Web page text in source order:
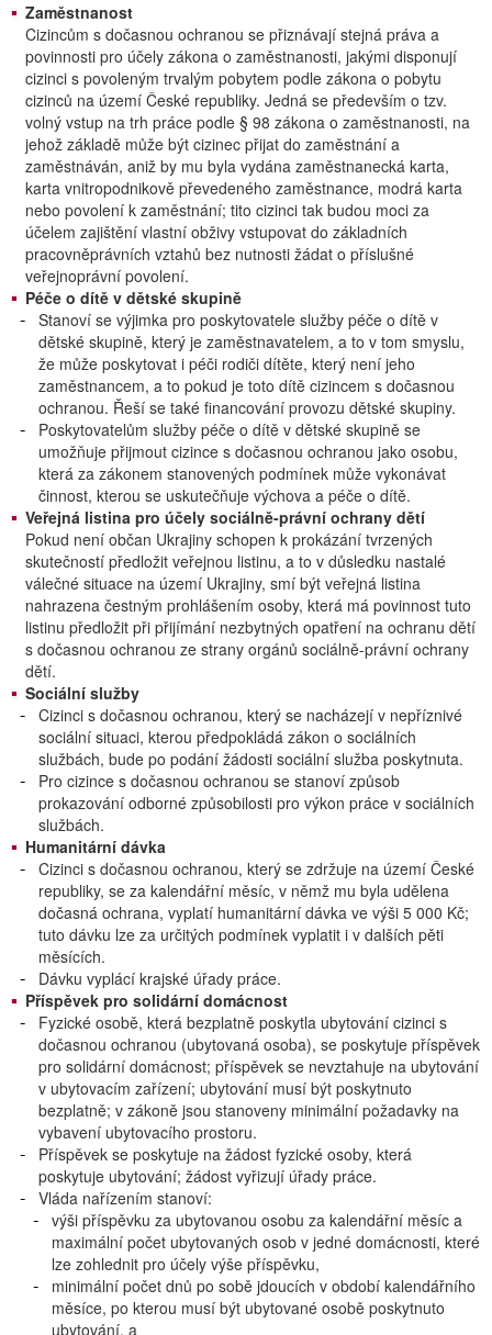
Zaměstnanost
Cizincům s dočasnou ochranou se přiznávají stejná práva a
povinnosti pro účely zákona o zaměstnanosti, jakými disponují
cizinci s povoleným trvalým pobytem podle zákona o pobytu
cizinců na území České republiky. Jedná se především o tzv.
volný vstup na trh práce podle § 98 zákona o zaměstnanosti, na
jehož základě může být cizinec přijat do zaměstnání a
zaměstnáván, aniž by mu byla vydána zaměstnanecká karta,
karta vnitropodnikově převedeného zaměstnance, modrá karta
nebo povolení k zaměstnání; tito cizinci tak budou moci za
účelem zajištění vlastní obživy vstupovat do základních
pracovněprávních vztahů bez nutnosti žádat o příslušné
veřejnoprávní povolení.
Péče o dítě v dětské skupině
Stanoví se výjimka pro poskytovatele služby péče o dítě v
dětské skupině, který je zaměstnavatelem, a to v tom smyslu,
že může poskytovat i péči rodiči dítěte, který není jeho
zaměstnancem, a to pokud je toto dítě cizincem s dočasnou
ochranou. Řeší se také financování provozu dětské skupiny.
Poskytovatelům služby péče o dítě v dětské skupině se
umožňuje přijmout cizince s dočasnou ochranou jako osobu,
která za zákonem stanovených podmínek může vykonávat
činnost, kterou se uskutečňuje výchova a péče o dítě.
Veřejná listina pro účely sociálně-právní ochrany dětí
Pokud není občan Ukrajiny schopen k prokázání tvrzených
skutečností předložit veřejnou listinu, a to v důsledku nastalé
válečné situace na území Ukrajiny, smí být veřejná listina
nahrazena čestným prohlášením osoby, která má povinnost tuto
listinu předložit při přijímání nezbytných opatření na ochranu dětí
s dočasnou ochranou ze strany orgánů sociálně-právní ochrany
dětí.
Sociální služby
Cizinci s dočasnou ochranou, který se nacházejí v nepříznivé
sociální situaci, kterou předpokládá zákon o sociálních
službách, bude po podání žádosti sociální služba poskytnuta.
Pro cizince s dočasnou ochranou se stanoví způsob
prokazování odborné způsobilosti pro výkon práce v sociálních
službách.
Humanitární dávka
Cizinci s dočasnou ochranou, který se zdržuje na území České
republiky, se za kalendářní měsíc, v němž mu byla udělena
dočasná ochrana, vyplatí humanitární dávka ve výši 5 000 Kč;
tuto dávku lze za určitých podmínek vyplatit i v dalších pěti
měsících.
Dávku vyplácí krajské úřady práce.
Příspěvek pro solidární domácnost
Fyzické osobě, která bezplatně poskytla ubytování cizinci s
dočasnou ochranou (ubytovaná osoba), se poskytuje příspěvek
pro solidární domácnost; příspěvek se nevztahuje na ubytování
v ubytovacím zařízení; ubytování musí být poskytnuto
bezplatně; v zákoně jsou stanoveny minimální požadavky na
vybavení ubytovacího prostoru.
Příspěvek se poskytuje na žádost fyzické osoby, která
poskytuje ubytování; žádost vyřizují úřady práce.
Vláda nařízením stanoví:
výši příspěvku za ubytovanou osobu za kalendářní měsíc a
maximální počet ubytovaných osob v jedné domácnosti, které
lze zohlednit pro účely výše příspěvku,
minimální počet dnů po sobě jdoucích v období kalendářního
měsíce, po kterou musí být ubytované osobě poskytnuto
ubytování, a